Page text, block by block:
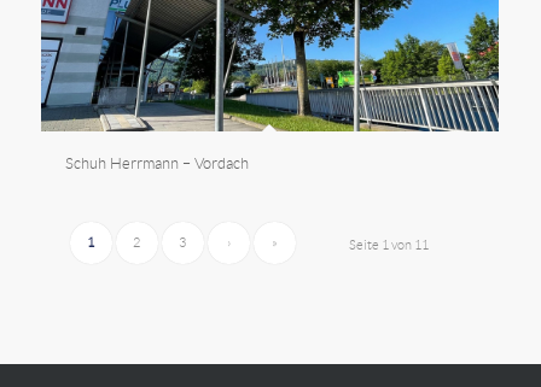
Schuh Herrmann – Vordach
Seite 1 von 11
1 2 3 › »